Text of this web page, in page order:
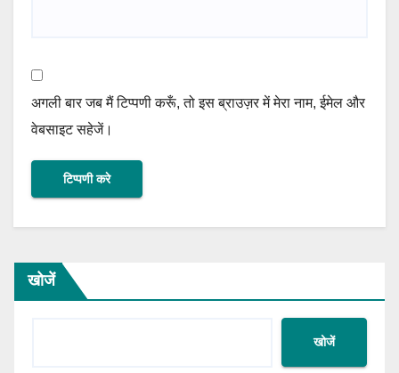
अगली बार जब मैं टिप्पणी करूँ, तो इस ब्राउज़र में मेरा नाम, ईमेल और
वेबसाइट सहेजें।
खोजें
खोजें